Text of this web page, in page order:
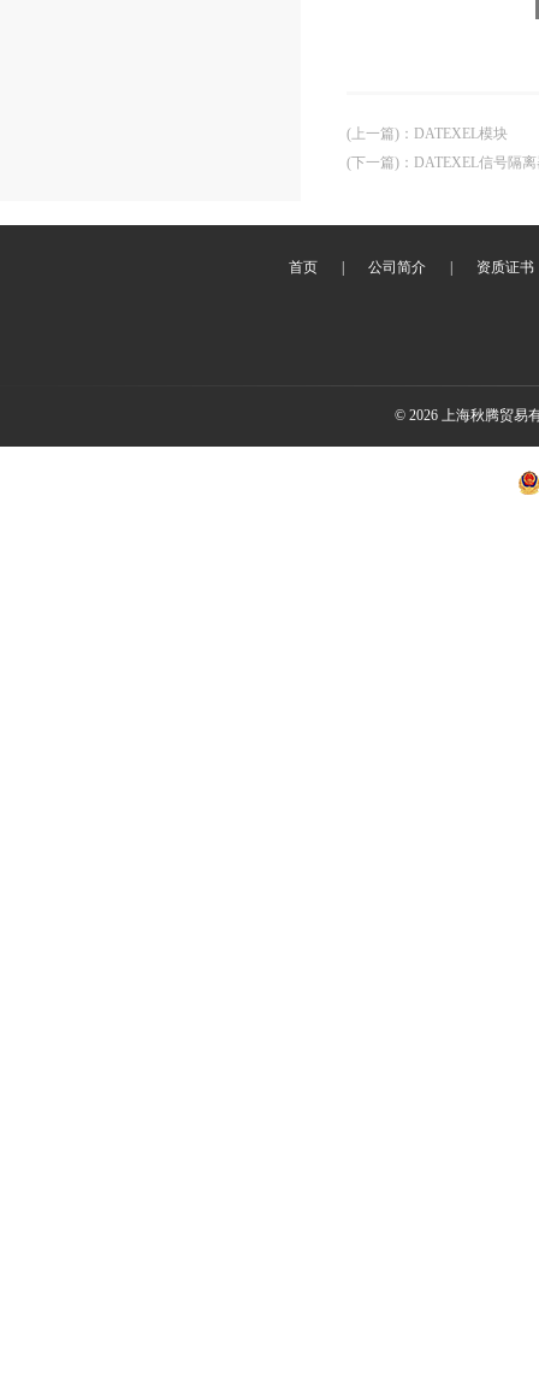
(上一篇) ： DATEXEL模块
(下一篇) ： DATEXEL信号隔
首页 公司简介 资质证书
© 2026 上海秋腾贸易